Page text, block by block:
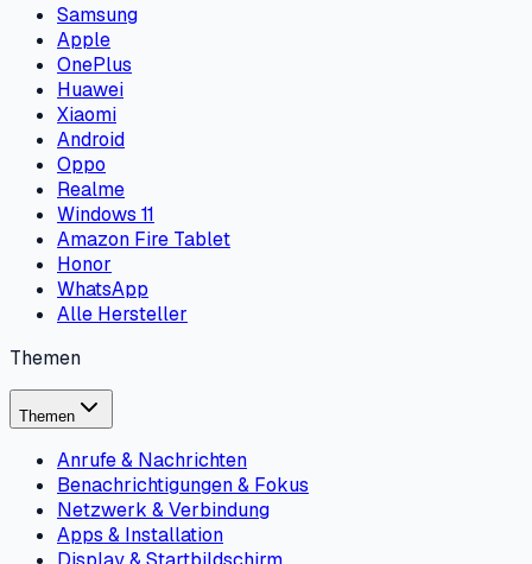
Samsung
Apple
OnePlus
Huawei
Xiaomi
Android
Oppo
Realme
Windows 11
Amazon Fire Tablet
Honor
WhatsApp
Alle Hersteller
Themen
Themen
Anrufe & Nachrichten
Benachrichtigungen & Fokus
Netzwerk & Verbindung
Apps & Installation